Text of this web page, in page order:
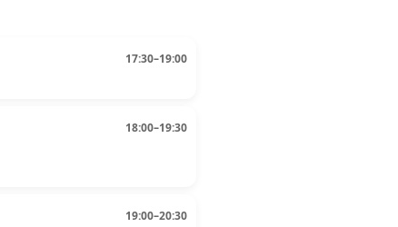
17:30–19:00
18:00–19:30
19:00–20:30